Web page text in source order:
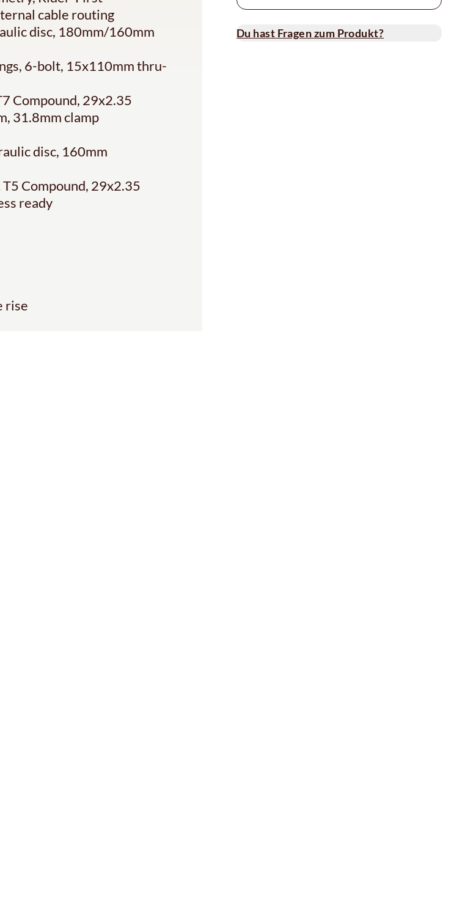
cable routing
disc, 180mm/160mm
6-bolt, 15x110mm thru-
Compound, 29x2.35
31.8mm clamp
disc, 160mm
Compound, 29x2.35
ready
rise
Du hast Fragen zum Produkt?